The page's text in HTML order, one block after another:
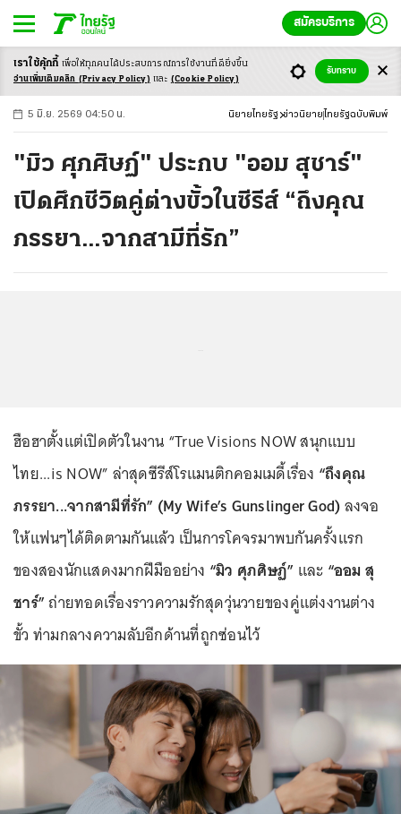
สมัครบริการ
-ก ก ก+
5 มิ.ย. 2569 04:50 น. นิยายไทยรัฐ ข่าวนิยาย ไทยรัฐฉบับพิมพ์
"มิว ศุภศิษฏ์" ประกบ "ออม สุชาร์"
เปิดศึกชีวิตคู่ต่างขั้วในซีรีส์ “ถึงคุณ
ภรรยา…จากสามีที่รัก”
ฮือฮาตั้งแต่เปิดตัวในงาน “True Visions NOW สนุกแบบ
ไทย...is NOW” ล่าสุดซีรีส์โรแมนติกคอมเมดี้เรื่อง “ถึงคุณ
ภรรยา...จากสามีที่รัก” (My Wife’s Gunslinger God)ลงจอ
ให้แฟนๆได้ติดตามกันแล้ว เป็นการโคจรมาพบกันครั้งแรก
ของสองนักแสดงมากฝีมืออย่าง “มิว ศุภศิษฏ์” และ “ออม สุ
ชาร์”ถ่ายทอดเรื่องราวความรักสุดวุ่นวายของคู่แต่งงานต่าง
ขั้ว ท่ามกลางความลับอีกด้านที่ถูกซ่อนไว้
เราใช้คุ้กกี้ เพื่อให้ทุกคนได้ประสบการณ์การใช้งานที่ดียิ่งขึ้น
อ่านเพิ่มเติมคลิก (Privacy Policy) และ (Cookie Policy)
รับทราบ